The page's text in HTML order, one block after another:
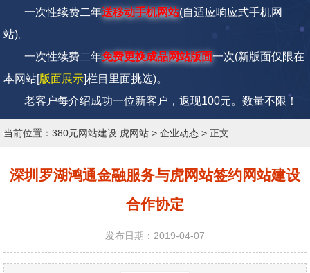
一次性续费二年送移动手机网站(自适应响应式手机网
站)。
一次性续费二年免费更换成品网站版面一次(新版面仅限在
本网站[版面展示]栏目里面挑选)。
老客户每介绍成功一位新客户，返现100元。 数量不限！
当前位置： 380元网站建设 虎网站 > 企业动态 > 正文
深圳罗湖鸿通金融服务与虎网站签约网站建设
合作协定
发布日期：2019-04-07